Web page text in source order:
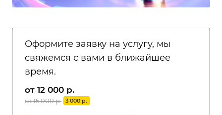
Оформите заявку на услугу, мы
свяжемся с вами в ближайшее
время.
от 12 000 р.
от 15 000 р. 3 000 р.